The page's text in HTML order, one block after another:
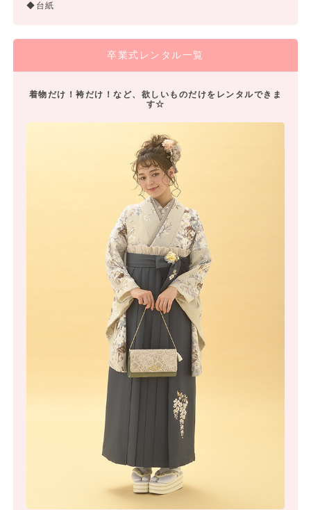
◆台紙
卒業式レンタル一覧
着物だけ！袴だけ！など、欲しいものだけをレンタルできま
す☆